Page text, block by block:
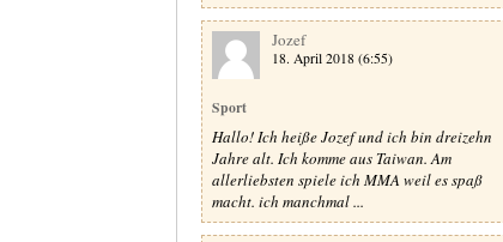
Jozef
18. April 2018 (6:55)
Sport
Hallo! Ich heiße Jozef und ich bin dreizehn
Jahre alt. Ich komme aus Taiwan. Am
allerliebsten spiele ich MMA weil es spaß
macht. ich manchmal ...